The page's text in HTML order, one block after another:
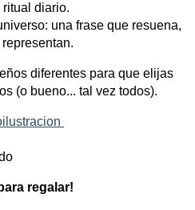
ritual diario.
una frase que resuena,
diferentes para que elijas
(o bueno... tal vez todos).
regalar!